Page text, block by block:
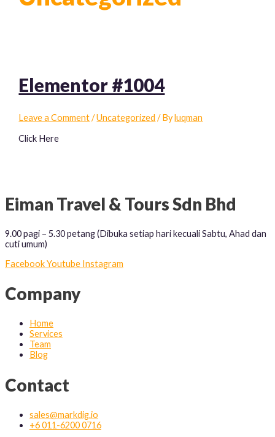
Elementor #1004
Leave a Comment /Uncategorized / Byluqman
Click Here
Eiman Travel & Tours Sdn Bhd
9.00 pagi – 5.30 petang (Dibuka setiap hari kecuali Sabtu, Ahad dan
cuti umum)
FacebookYoutube Instagram
Company
Home
Services
Team
Blog
Contact
sales@markdig.io
+6 011-6200 0716